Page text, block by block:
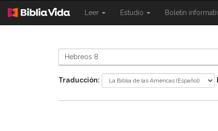
Leer
{{
Estudio
{{
Boletín
Traducción: